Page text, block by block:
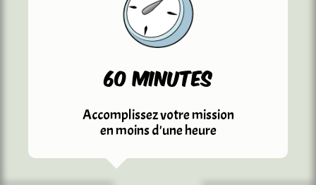
60 minutes
Accomplissez votre mission
en moins d'une heure